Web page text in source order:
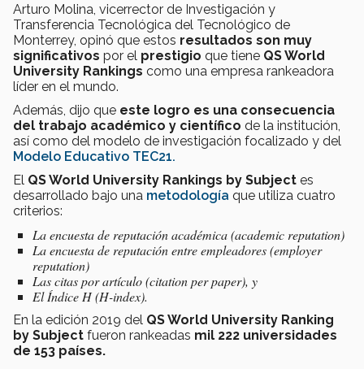
Arturo Molina, vicerrector de Investigación y
Transferencia Tecnológica del Tecnológico de
Monterrey, opinó que estos resultados son muy
significativos por el prestigio que tiene QS World
University Rankings como una empresa rankeadora
líder en el mundo.
Además, dijo que este logro es una consecuencia
del trabajo académico y científico de la institución,
así como del modelo de investigación focalizado y del
Modelo Educativo TEC21.
El QS World University Rankings by Subject es
desarrollado bajo una metodología que utiliza cuatro
criterios:
La encuesta de reputación académica (academic reputation)
La encuesta de reputación entre empleadores (employer
reputation)
Las citas por artículo (citation per paper), y
El Índice H (H-index).
En la edición 2019 del QS World University Ranking
by Subject fueron rankeadas mil 222 universidades
de 153 países.